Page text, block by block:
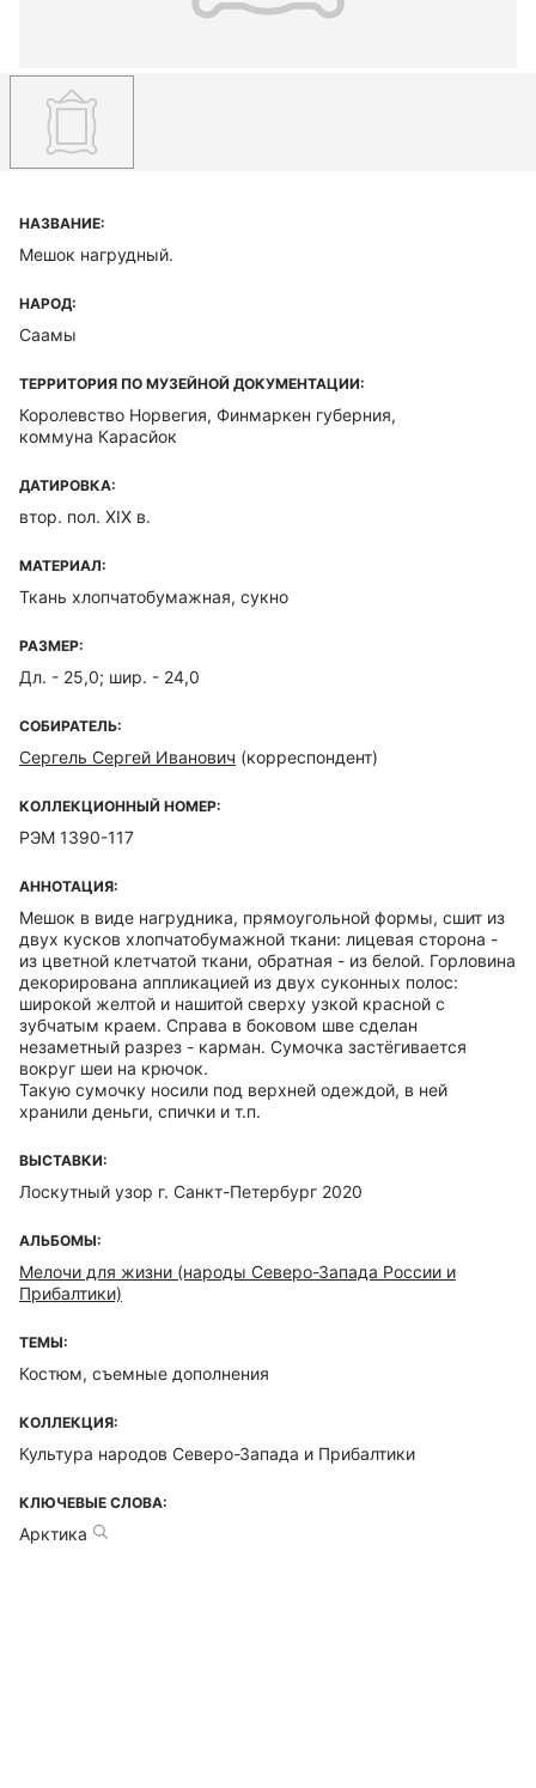
НАЗВАНИЕ:
Мешок нагрудный.
НАРОД:
Саамы
ТЕРРИТОРИЯ ПО МУЗЕЙНОЙ ДОКУМЕНТАЦИИ:
Королевство Норвегия, Финмаркен губерния,
коммуна Карасйок
ДАТИРОВКА:
втор. пол. XIX в.
МАТЕРИАЛ:
Ткань хлопчатобумажная, сукно
РАЗМЕР:
Дл. - 25,0; шир. - 24,0
СОБИРАТЕЛЬ:
Сергель Сергей Иванович (корреспондент)
КОЛЛЕКЦИОННЫЙ НОМЕР:
РЭМ 1390-117
АННОТАЦИЯ:
Мешок в виде нагрудника, прямоугольной формы, сшит из
двух кусков хлопчатобумажной ткани: лицевая сторона -
из цветной клетчатой ткани, обратная - из белой. Горловина
декорирована аппликацией из двух суконных полос:
широкой желтой и нашитой сверху узкой красной с
зубчатым краем. Справа в боковом шве сделан
незаметный разрез - карман. Сумочка застёгивается
вокруг шеи на крючок.
Такую сумочку носили под верхней одеждой, в ней
хранили деньги, спички и т.п.
ВЫСТАВКИ:
Лоскутный узор г. Санкт-Петербург 2020
АЛЬБОМЫ:
Мелочи для жизни (народы Северо-Запада России и
Прибалтики)
ТЕМЫ:
Костюм, съемные дополнения
КОЛЛЕКЦИЯ:
Культура народов Северо-Запада и Прибалтики
КЛЮЧЕВЫЕ СЛОВА:
Арктика